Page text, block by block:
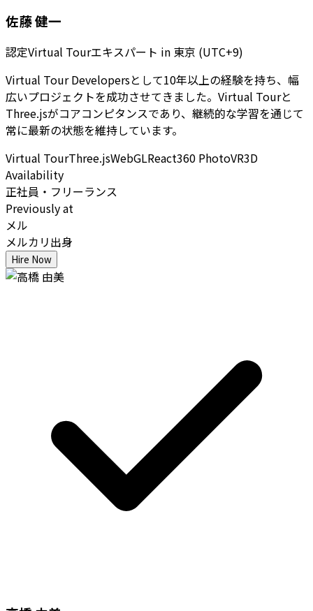
佐藤 健一
認定Virtual Tourエキスパート in 東京 (UTC+9)
Virtual Tour Developersとして10年以上の経験を持ち、幅
広いプロジェクトを成功させてきました。Virtual Tourと
Three.jsがコアコンピタンスであり、継続的な学習を通じて
常に最新の状態を維持しています。
Virtual TourThree.jsWebGLReact360 PhotoVR3D
Availability
正社員・フリーランス
Previously at
メル
メルカリ出身
Hire Now